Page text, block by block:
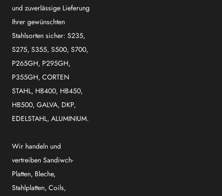
und zuverlässige Lieferung
Ihrer gewünschten
Stahlsorten sicher: S235,
S275, S355, S500, S700,
P265GH, P295GH,
P355GH, CORTEN
STAHL, HB400, HB450,
HB500, GALVA, DKP,
EDELSTAHL, ALUMINIUM.
Wir handeln und
vertreiben Sandiwch-
Platten, Bleche,
Stahlplatten, Coils,